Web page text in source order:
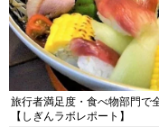
旅行者満足度・食べ物部門で
【しぎんラボレポート】